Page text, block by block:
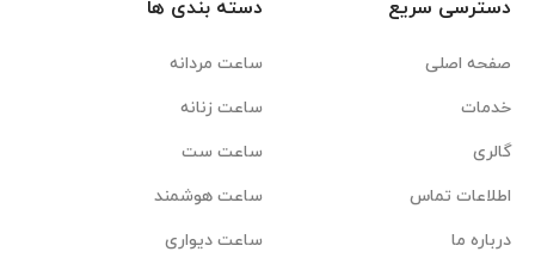
دسترسی سریع
صفحه اصلی
خدمات
گالری
اطلاعات تماس
درباره ما
دسته بندی ها
ساعت مردانه
ساعت زنانه
ساعت ست
ساعت هوشمند
ساعت دیواری